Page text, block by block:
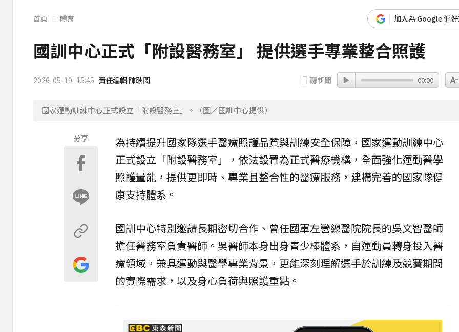
下載東森App，隨時掌握天下大小事！
台灣讀1科系「後悔率」高達56% 過來人吐心聲
14分鐘前
首頁 體育 加入為 Google 偏
國訓中心正式「附設醫務室」 提供選手專業整合照護
2026-05-19 15:45 責任編輯 陳耿閔 聽新聞 00:00
國家運動訓練中心正式設立「附設醫務室」。（圖／國訓中心提供）
分享
為持續提升國家隊選手醫療照護品質與訓練安全保障，國家運動訓練中心
正式設立「附設醫務室 」，依法設置為正式醫療機構，全面強化運動醫學
照護量能，提供更即時、專業且整合性的醫療服務，建構完善的國家隊健
康支持體系。
國訓中心特別邀請長期密切合作、曾任國軍左營總醫院院長的吳文智醫師
擔任醫務室負責醫師。吳醫師本身出身青少棒體系，自運動員轉身投入醫
療領域，兼具運動與醫學專業背景，更能深刻理解選手於訓練及競賽期間
的實際需求，以及身心負荷與照護重點。